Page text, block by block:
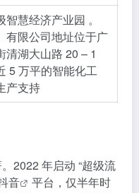
慧经济产业园 。
有限公司地址位于广
清湖大山路 20 – 1
5 万平的智能化工
产支持
2022 年启动 “超级流
音
平台，仅半年时